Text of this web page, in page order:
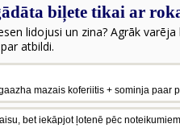
biļete tikai ar
lidojusi un zina? Agrāk
atbildi.
mazais koferiitis + sominja paar
bet iekāpjot ļotenē pēc